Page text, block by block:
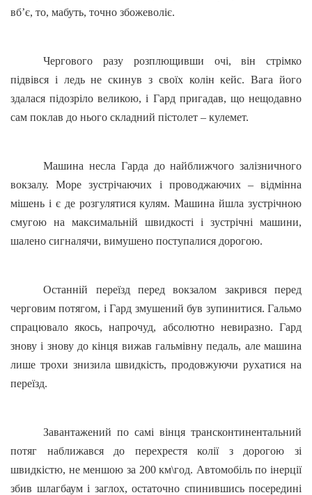
вб’є, то, мабуть, точно збожеволіє.
Чергового разу розплющивши очі, він стрімко
підвівся і ледь не скинув з своїх колін кейс. Вага його
здалася підозріло великою, і Гард пригадав, що нещодавно
сам поклав до нього складний пістолет – кулемет.
Машина несла Гарда до найближчого залізничного
вокзалу. Море зустрічаючих і проводжаючих – відмінна
мішень і є де розгулятися кулям. Машина йшла зустрічною
смугою на максимальній швидкості і зустрічні машини,
шалено сигналячи, вимушено поступалися дорогою.
Останній переїзд перед вокзалом закрився перед
черговим потягом, і Гард змушений був зупинитися. Гальмо
спрацювало якось, напрочуд, абсолютно невиразно. Гард
знову і знову до кінця вижав гальмівну педаль, але машина
лише трохи знизила швидкість, продовжуючи рухатися на
переїзд.
Завантажений по самі вінця трансконтинентальний
потяг наближався до перехрестя колії з дорогою зі
швидкістю, не меншою за 200 км\год. Автомобіль по інерції
збив шлагбаум і заглох, остаточно спинившись посередині